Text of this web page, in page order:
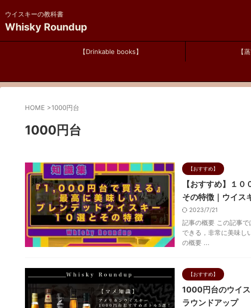
ウイスキーの教科書
Whisky Roundup
【Drinkable books】 【
HOME >1000円台
1000円台
【おすすめ】
【おすすめ】１
その特徴｜ウイス
2023/7/21
記事の概要 この記事
できる，非常に美味し
の概要 ...
【おすすめ】
1000円台のウイ
ラウンドアップ